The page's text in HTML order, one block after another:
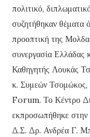
πολιτικό,
συζητήθηκαν θέματα
προοπτική της
συνεργασία Ελλάδας
Καθηγητής Λουκάς
κ. Συμεών
Forum. Το Κέντρο
εκπροσωπήθηκε
Δ.Σ. Δρ. Ανδρέα Γ.